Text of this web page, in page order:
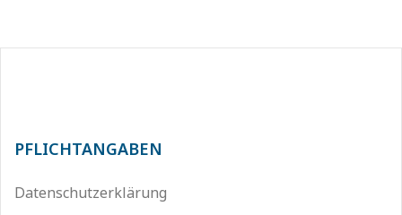
PFLICHTANGABEN
Datenschutzerklärung